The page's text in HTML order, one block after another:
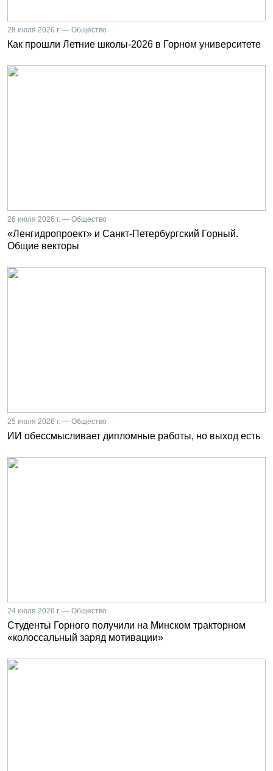
28 июля 2026 г. — Общество
Как прошли Летние школы-2026 в Горном университете
26 июля 2026 г. — Общество
«Ленгидропроект» и Санкт-Петербургский Горный.
Общие векторы
25 июля 2026 г. — Общество
ИИ обессмысливает дипломные работы, но выход есть
24 июля 2026 г. — Общество
Студенты Горного получили на Минском тракторном
«колоссальный заряд мотивации»